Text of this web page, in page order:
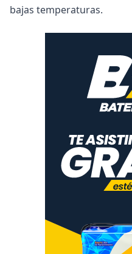
bajas temperaturas.